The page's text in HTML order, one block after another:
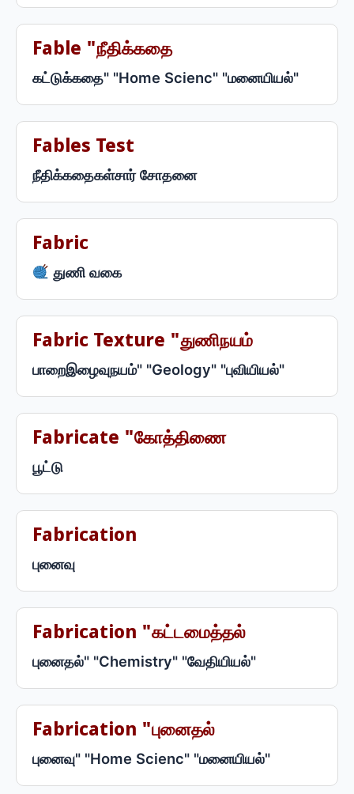
Fable "நீதிக்கதை
கட்டுக்கதை" "Home Scienc" "மனையியல்"
Fables Test
நீதிக்கதைகள்சார் சோதனை
Fabric
துணி வகை
Fabric Texture "துணிநயம்
பாறைஇழைவுநயம்" "Geology" "புவியியல்"
Fabricate "கோத்திணை
பூட்டு
Fabrication
புனைவு
Fabrication "கட்டமைத்தல்
புனைதல்" "Chemistry" "வேதியியல்"
Fabrication "புனைதல்
புனைவு" "Home Scienc" "மனையியல்"